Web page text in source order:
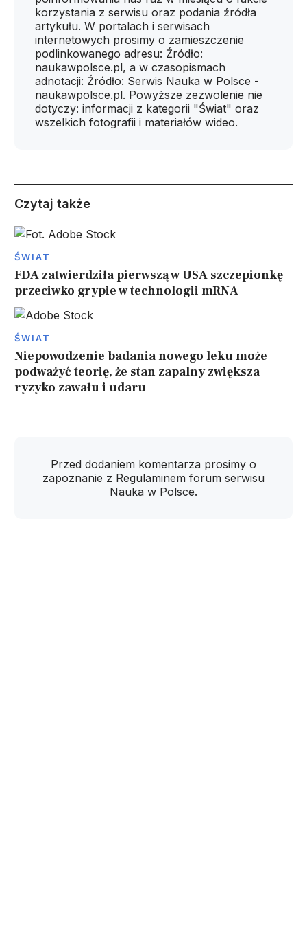
korzystania z serwisu oraz podania źródła
artykułu. W portalach i serwisach
internetowych prosimy o zamieszczenie
podlinkowanego adresu: Źródło:
naukawpolsce.pl, a w czasopismach
adnotacji: Źródło: Serwis Nauka w Polsce -
naukawpolsce.pl. Powyższe zezwolenie nie
dotyczy: informacji z kategorii "Świat" oraz
wszelkich fotografii i materiałów wideo.
Czytaj także
ŚWIAT
FDA zatwierdziła pierwszą w USA szczepionkę
przeciwko grypie w technologii mRNA
ŚWIAT
Niepowodzenie badania nowego leku może
podważyć teorię, że stan zapalny zwiększa
ryzyko zawału i udaru
Przed dodaniem komentarza prosimy o
zapoznanie z Regulaminem forum serwisu
Nauka w Polsce.